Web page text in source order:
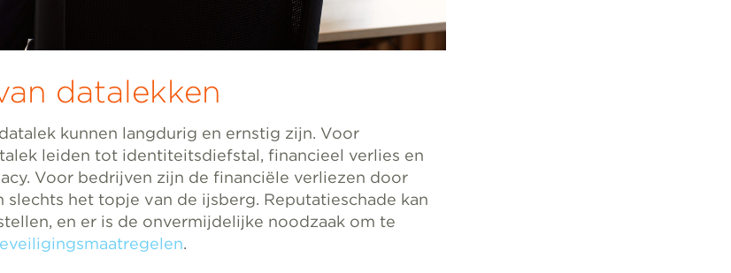
datalekken
kunnen langdurig en ernstig zijn. Voor
leiden tot identiteitsdiefstal, financieel verlies en
Voor bedrijven zijn de financiële verliezen door
slechts het topje van de ijsberg. Reputatieschade kan
en er is de onvermijdelijke noodzaak om te
.